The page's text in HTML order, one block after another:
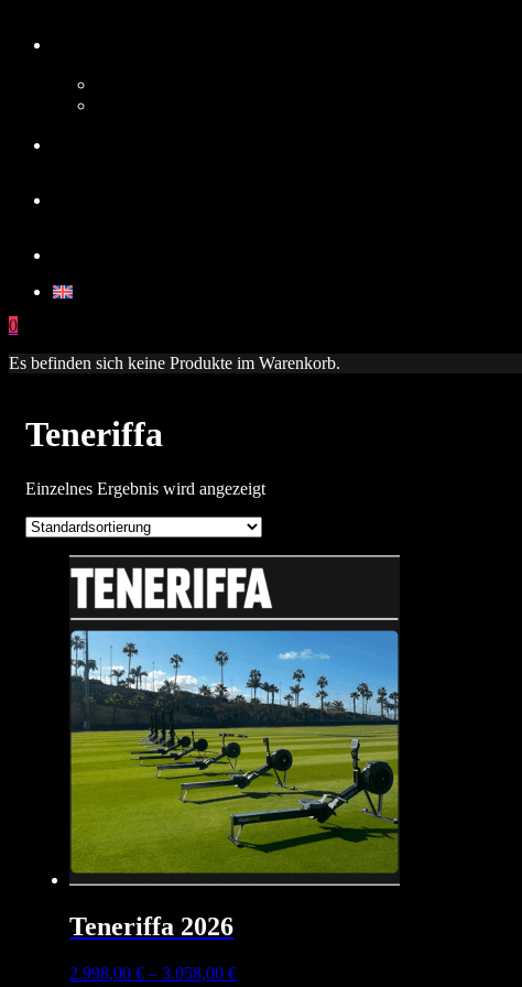
0
Es befinden sich keine Produkte im Warenkorb.
Teneriffa
Einzelnes Ergebnis wird angezeigt
Teneriffa 2026
2.998,00 € – 3.058,00 €